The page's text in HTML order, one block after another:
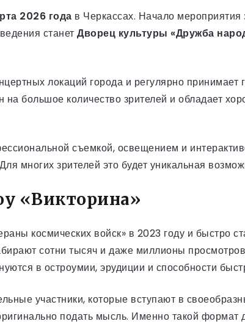
2026 года в Черкассах. Начало
станет Дворец культуры «Дружба
локаций города и регулярно
большое количество зрителей и обладает
съемкой, освещением и
многих зрителей это будет уникальная
«Викторина»
космических войск» в 2023 году и быстро
сотни тысяч и даже миллионы
в остроумии, эрудиции и способности
участники, которые вступают в
подать мысль. Именно такой